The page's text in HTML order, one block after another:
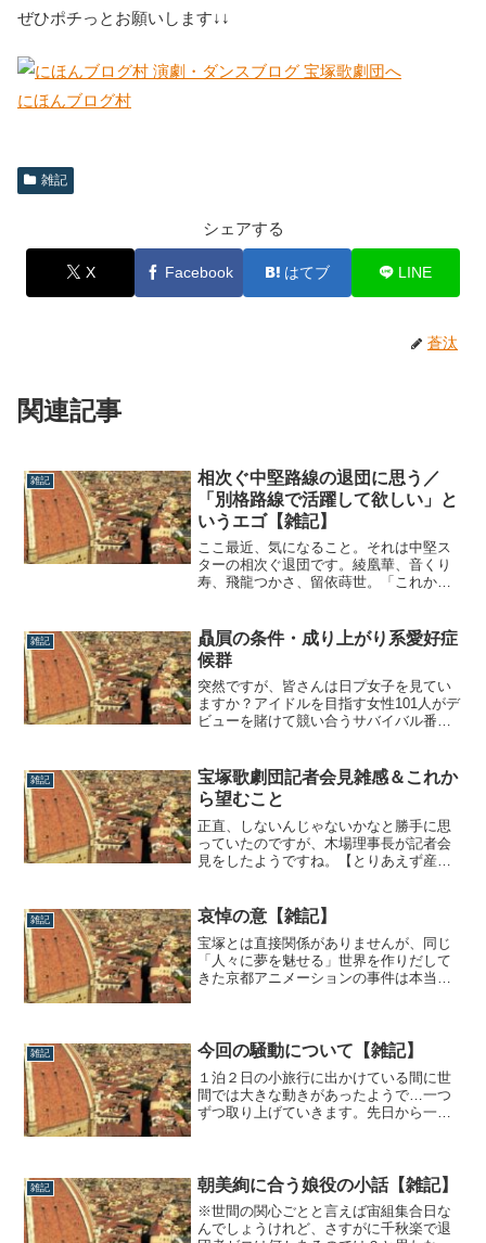
ぜひポチっとお願いします↓↓
にほんブログ村
雑記
シェアする
X Facebook はてブ LINE
蒼汰
関連記事
雑記
相次ぐ中堅路線の退団に思う／
「別格路線で活躍して欲しい」と
いうエゴ【雑記】
ここ最近、気になること。それは中堅ス
ターの相次ぐ退団です。綾凰華、音くり
寿、飛龍つかさ、留依蒔世。「これから
する度、心の底から思っていました。け
れどそれって、実はとんでもないエゴな
のかなとも思ったり。本日はそんな、相
次ぐ中堅...
雑記
贔屓の条件・成り上がり系愛好症
候群
突然ですが、皆さんは日プ女子を見てい
ますか？アイドルを目指す女性101人がデ
ビューを賭けて競い合うサバイバル番
よ。ってことで、しょーもなコラムもど
き第2弾は、私の愛好についての散文で
す。朝美絢の何に惹かれたのか前回、自
分の宝塚史を...
雑記
宝塚歌劇団記者会見雑感＆これか
ら望むこと
正直、しないんじゃないかなと勝手に思
っていたのですが、木場理事長が記者会
見をしたようですね。【とりあえず産経
いていきます。宝塚と危機管理これまで
の宝塚の動きをまとめると、ニュース等
の報道で第一報が入る→「宝塚歌劇団に
関する報道に...
雑記 哀悼の意【雑記】
宝塚とは直接関係がありませんが、同じ
「人々に夢を魅せる」世界を作りだして
きた京都アニメーションの事件は本当に
ではなく、辛い時、悲しい時に様々な夢
を魅せてくれた名作たちと信念を持って
作り出してき...
雑記 今回の騒動について【雑記】
１泊２日の小旅行に出かけている間に世
間では大きな動きがあったようで…一つ
ずつ取り上げていきます。先日から一部
が今回文春に取り上げられるということ
で筆を取りました。あくまでも個人的感
想ですので、...
雑記 朝美絢に合う娘役の小話【雑記】
※世間の関心ごとと言えば宙組集合日な
んでしょうけれど、さすがに千秋楽で退